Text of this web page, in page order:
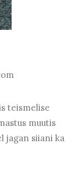
teismelise
muutis
jagan siiani ka